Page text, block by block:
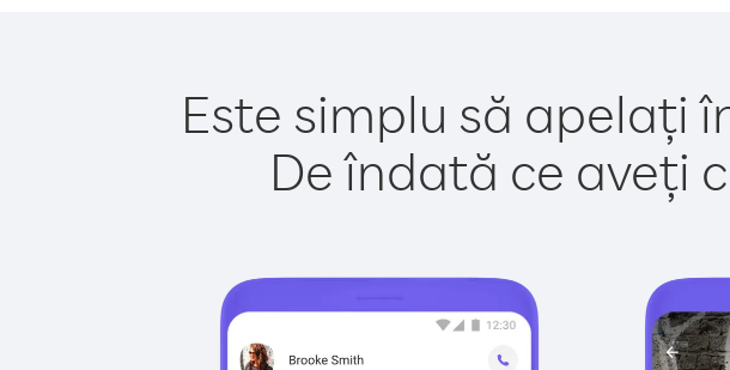
Este simplu să apelați
De îndată ce aveți